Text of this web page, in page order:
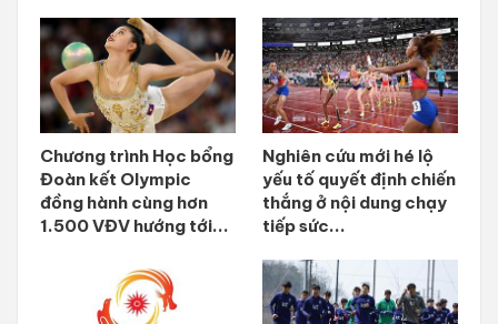
Chương trình Học bổng
Đoàn kết Olympic
đồng hành cùng hơn
1.500 VĐV hướng tới...
Nghiên cứu mới hé lộ
yếu tố quyết định chiến
thắng ở nội dung chạy
tiếp sức...